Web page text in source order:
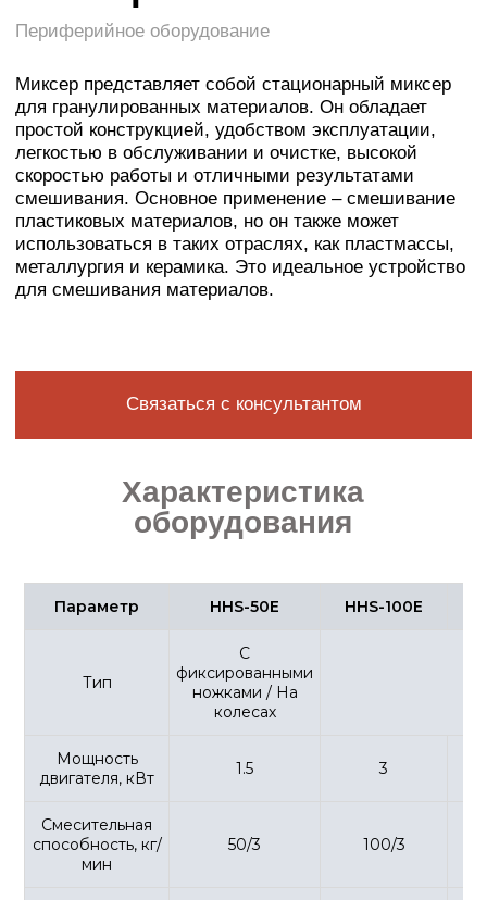
металлургия и керамика. Это идеальное устройство
для смешивания материалов.
Связаться с консультантом
Характеристика
оборудования
Параметр HHS-50E HHS-100E
Тип
С
фиксированными
ножками / На
колесах
Мощность
двигателя, кВт
1.5 3
Смесительная
способность, кг/
мин
50/3 100/3